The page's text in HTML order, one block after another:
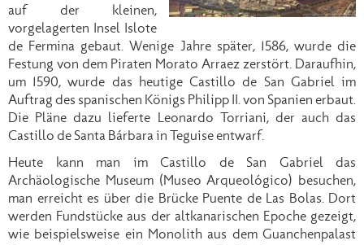
auf der kleinen,
vorgelagerten Insel Islote
de Fermina gebaut. Wenige Jahre später, 1586, wurde die
Festung von dem Piraten Morato Arraez zerstört. Daraufhin,
um 1590, wurde das heutige Castillo de San Gabriel im
Auftrag des spanischen Königs Philipp II. von Spanien erbaut.
Die Pläne dazu lieferte Leonardo Torriani, der auch das
Castillo de Santa Bárbara in Teguise entwarf.
Heute kann man im Castillo de San Gabriel das
Archäologische Museum (Museo Arqueológico) besuchen,
man erreicht es über die Brücke Puente de Las Bolas. Dort
werden Fundstücke aus der altkanarischen Epoche gezeigt,
wie beispielsweise ein Monolith aus dem Guanchenpalast